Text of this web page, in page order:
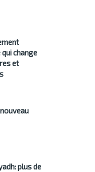
change
et
plus de